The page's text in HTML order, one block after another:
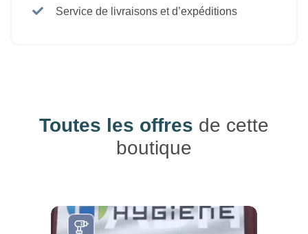
Service de livraisons et d’expéditions
Toutes les offres de cette
boutique